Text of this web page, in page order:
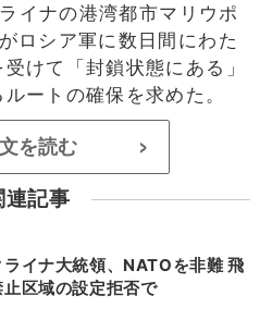
イナの港湾都市マリウポ
ロシア軍に数日間にわた
けて「封鎖状態にある」
ートの確保を求めた。
を読む >
連記事
ライナ大統領、NATOを非難 飛
止区域の設定拒否で